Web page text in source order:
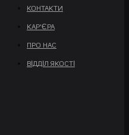
КОНТАКТИ
КАР'ЄРА
ПРО НАС
ВІДДІЛ ЯКОСТІ